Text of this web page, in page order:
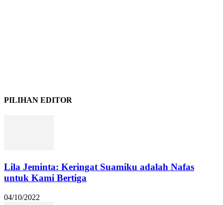
PILIHAN EDITOR
Lila Jeminta: Keringat Suamiku adalah Nafas
untuk Kami Bertiga
04/10/2022